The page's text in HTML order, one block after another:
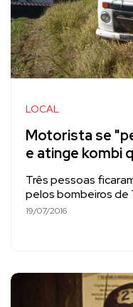
LOCAL
Motorista se
e atinge kombi
Três pessoas
pelos bombeiros de
19/07/2016